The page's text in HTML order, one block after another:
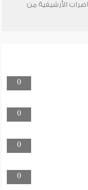
الأرشيفية من
0
0
0
0